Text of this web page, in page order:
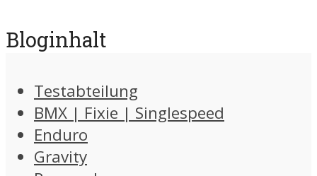
Bloginhalt
Testabteilung
BMX | Fixie | Singlespeed
Enduro
Gravity